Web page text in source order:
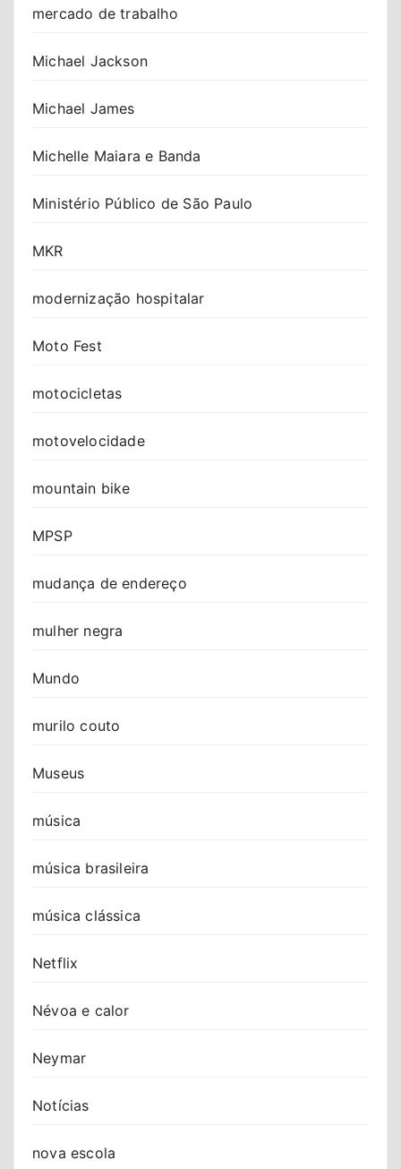
mercado de trabalho
Michael Jackson
Michael James
Michelle Maiara e Banda
Ministério Público de São Paulo
MKR
modernização hospitalar
Moto Fest
motocicletas
motovelocidade
mountain bike
MPSP
mudança de endereço
mulher negra
Mundo
murilo couto
Museus
música
música brasileira
música clássica
Netflix
Névoa e calor
Neymar
Notícias
nova escola